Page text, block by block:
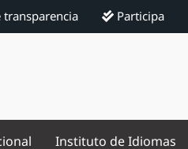
transparencia Participa
Instituto de Idiomas